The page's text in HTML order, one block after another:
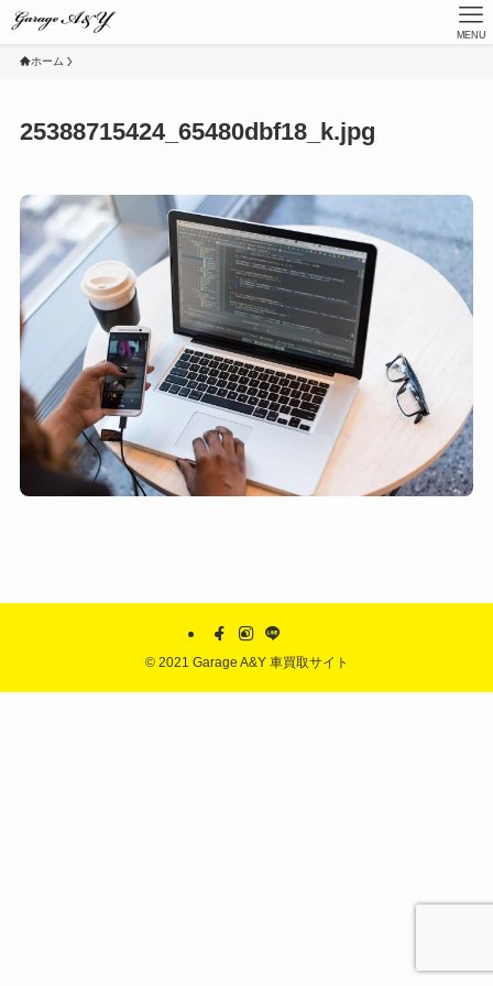
MENU
ホーム
25388715424_65480dbf18_k.jpg
©2021 Garage A&Y 車買取サイト